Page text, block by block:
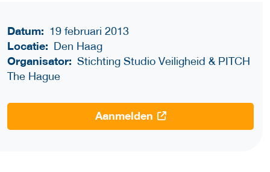
Datum: 19 februari 2013
Locatie: Den Haag
Organisator: Stichting Studio Veiligheid & PITCH
The Hague
Aanmelden